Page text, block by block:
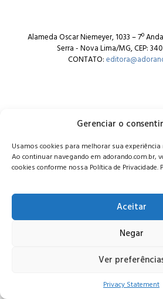
Gerenciar o
Usamos cookies para melhorar sua
Ao continuar navegando em adorando.com.br,
cookies conforme nossa Política de Privacidade.
Aceitar
Negar
Ver
Privacy Statement
Alameda Oscar Niemeyer, 1033 – 7º
Serra - Nova Lima/MG, CEP:
CONTATO:
© Editora Adorando 2026. Todos os
Consulte nossapolítica de